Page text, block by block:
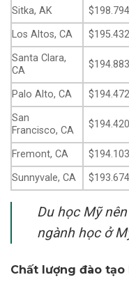
Sitka, AK $198.794
Los Altos, CA
$195.432
Santa Clara,
CA
$194.883
Palo Alto, CA $194.472
San
Francisco, CA
$194.420
Fremont, CA $194.103
Sunnyvale, CA
$193.674
Du học Mỹ
ngành học ở
Chất lượng đào